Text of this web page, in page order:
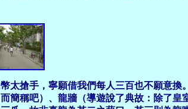
搶手，寧願借我們每人三百也不願意換
簡稱吧）、龍牆（導遊說了典故：除了皇